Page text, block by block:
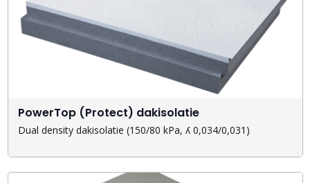
PowerTop (Protect) dakisolatie
Dual density dakisolatie (150/80 kPa, ʎ 0,034/0,031)